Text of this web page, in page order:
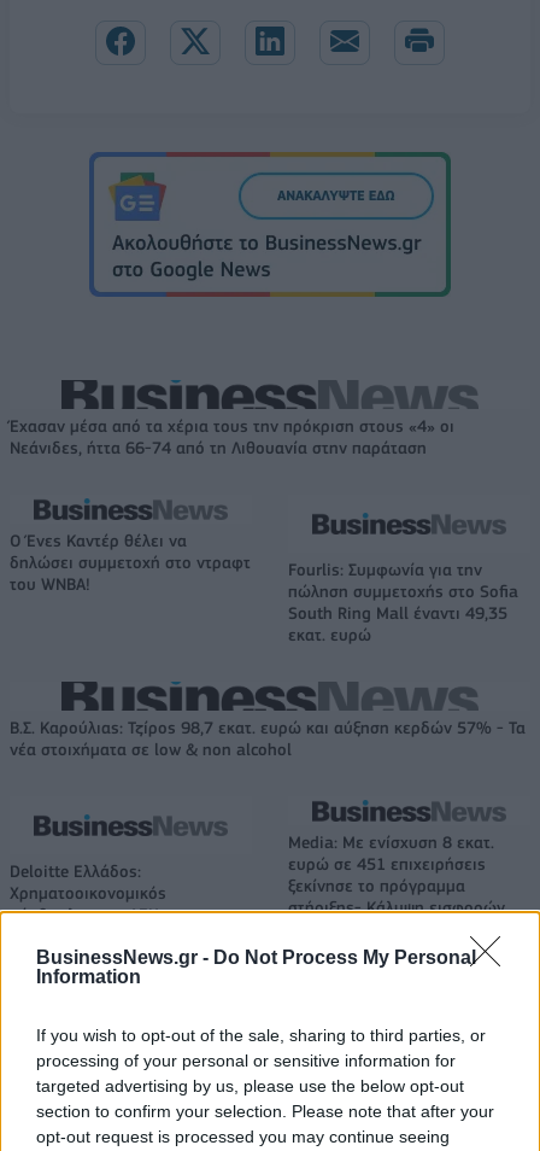
BusinessNews.gr - Do Not Process My Personal
Information
If you wish to opt-out of the sale, sharing to third parties, or
processing of your personal or sensitive information for
targeted advertising by us, please use the below opt-out
section to confirm your selection. Please note that after your
opt-out request is processed you may continue seeing
Έχασαν μέσα από τα χέρια τους την πρόκριση στους «4» οι
Νεάνιδες, ήττα 66-74 από τη Λιθουανία στην παράταση
Ο Ένες Καντέρ θέλει να
δηλώσει συμμετοχή στο ντραφτ
του WNBA!
Fourlis: Συμφωνία για την
πώληση συμμετοχής στο Sofia
South Ring Mall έναντι 49,35
εκατ. ευρώ
Β.Σ. Καρούλιας: Τζίρος 98,7 εκατ. ευρώ και αύξηση κερδών 57% - Τα
νέα στοιχήματα σε low & non alcohol
Deloitte Ελλάδος:
Χρηματοοικονομικός
σύμβουλος της ΔΕΗ για την
ενέργειας
Media: Με ενίσχυση 8 εκατ.
ευρώ σε 451 επιχειρήσεις
ξεκίνησε το πρόγραμμα
στήριξης- Κάλυψη εισφορών
IAB Hellas: Νέα Διοικούσα Επιτροπή και νέο Διοικητικό Συμβούλιο -
Πρόεδρος ο Γαληνός Γιαγλής